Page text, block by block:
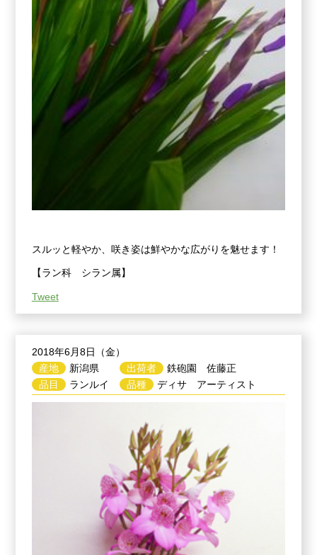
スルッと軽やか、咲き姿は鮮やかな広がりを魅せます！
【ラン科 シラン属】
Tweet
2018年6月8日（金）
産地
新潟県
品目
ランルイ
出荷者
鉄砲園 佐藤正
品種
ディサ アーティスト